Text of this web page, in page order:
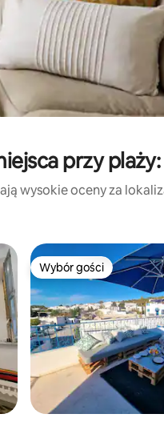
przy
wysokie oceny za
Wybór gości
Wybór gości